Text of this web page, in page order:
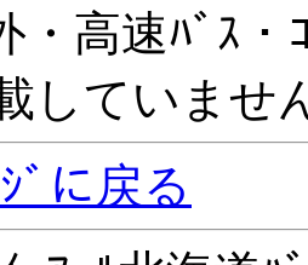
・高速ﾊﾞｽ・
していませ
ﾞに戻る